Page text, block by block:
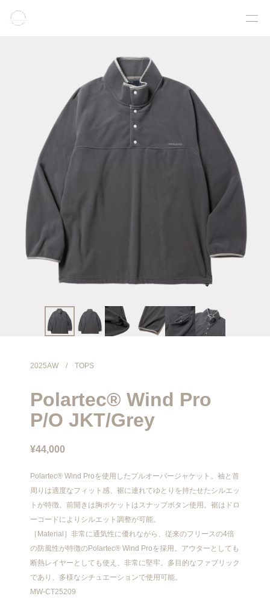
2025AW / TOPS
Polartec® Wind Pro
P/O JKT/Grey
¥44,000
Polartec® Wind Proを使用したプルオーバージャケット。袖と首
周りは適度なフィット感、裾に連れてゆとりを持たせたシルエッ
トが特徴。前開きは胸ポケットはスナップボタン使用。裾はドロ
ーコードによりシルエット調整が可能。
［Material］非常に通気性に優れながら、従来のフリースの4倍
の防風性が特徴のPolartec® Wind Proを採用。アウターとしても
断熱レイヤーとしても使え、非常に堅牢。多目的なファブリック
であり、多様なシチュエーションで使用可能。
MW-CT25209
COLLECTION
PRODUCT
GALLERY
ONLINE STORE
STORELIST
ABOUT
FACEBOOK
INSTAGRAM